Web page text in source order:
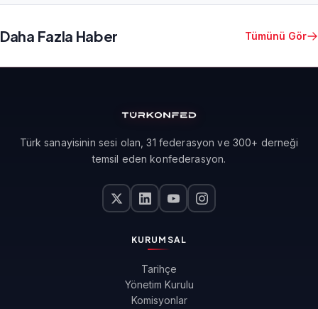
Daha Fazla Haber Tümünü Gör
Türk sanayisinin sesi olan, 31 federasyon ve 300+ derneği
temsil eden konfederasyon.
KURUMSAL
Tarihçe
Yönetim Kurulu
Komisyonlar